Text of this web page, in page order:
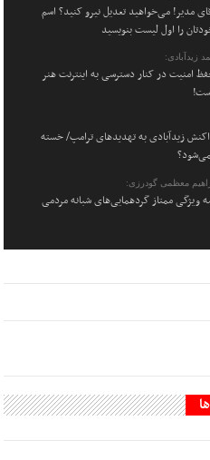
مدیر! می‌خواهید تعدیل نیرو کنید؟ اسم
را اول لیست بنویسید
زیدآبادی:
امنیت در کنار دسترسی به اینترنت هنر
زیدآبادی به تهدیدهای ترامپ/ خسته
معظمی گودرزی:
ویژگی ممتاز گردهمایی‌های شبانه مردمی